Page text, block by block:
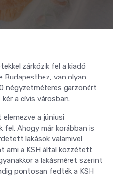
zárkózik fel a kiadó
Budapesthez, van olyan
négyzetméteres garzonért
a cívis városban.
a júniusi
fel. Ahogy már korábban is
lakások valamivel
ami a KSH által közzétett
a lakásméret szerint
pontosan fedték a KSH